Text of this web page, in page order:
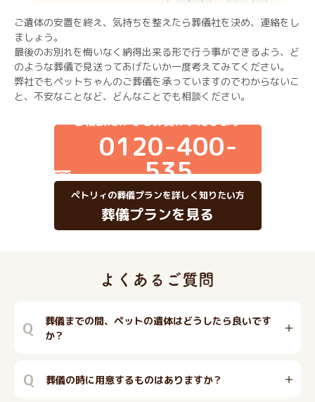
ご遺体の安置を終え、気持ちを整えたら葬儀社を決め、連絡をし
ましょう。
最後のお別れを悔いなく納得出来る形で行う事ができるよう、ど
のような葬儀で見送ってあげたいか一度考えてみてください。
弊社でもペットちゃんのご葬儀を承っていますのでわからないこ
と、不安なことなど、どんなことでも相談ください。
ご相談だけでもお受けいたします
0120-400-
535
ペトリィの葬儀プランを詳しく知りたい方
葬儀プランを見る
Q
葬儀までの間、ペットの遺体はどうしたら良いです
か？
Q 葬儀の時に用意するものはありますか？